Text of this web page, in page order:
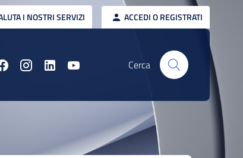
I NOSTRI SERVIZI ACCEDI O REGISTRATI
Cerca